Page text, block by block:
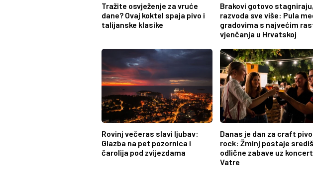
Tražite osvježenje za vruće
dane? Ovaj koktel spaja pivo i
talijanske klasike
Brakovi gotovo stagniraju,
razvoda sve više: Pula
gradovima s najvećim
vjenčanja u Hrvatskoj
Rovinj večeras slavi ljubav:
Glazba na pet pozornica i
čarolija pod zvijezdama
Danas je dan za craft
rock: Žminj postaje
odlične zabave uz koncert
Vatre